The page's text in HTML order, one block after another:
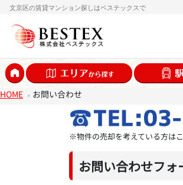
文京区の賃貸マンション探しはベステックスで
HOME お問い合わせ
※物件の売却を考えている方は
お問い合わせフォ